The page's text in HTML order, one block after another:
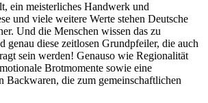
ein meisterliches Handwerk und
und viele weitere Werte stehen Deutsche
Und die Menschen wissen das zu
genau diese zeitlosen Grundpfeiler, die auch
sein werden! Genauso wie Regionalität
Brotmomente sowie eine
Backwaren, die zum gemeinschaftlichen